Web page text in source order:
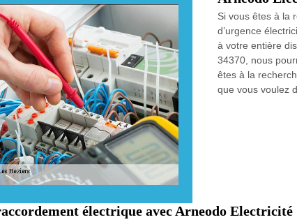
Si vous êtes à la
d’urgence
à votre entière
34370, nous
êtes à la
que vous voulez
électrique avec Arneodo Electricité